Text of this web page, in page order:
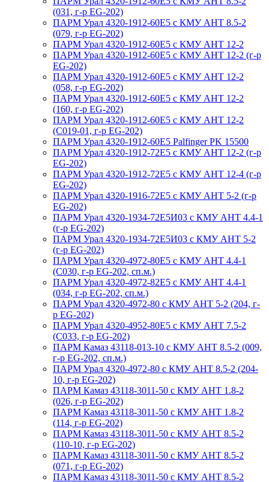
(031, г-р EG-202)
ПАРМ Урал 4320-1912-60Е5 с КМУ АНТ 8.5-2
(079, г-р EG-202)
ПАРМ Урал 4320-1912-60Е5 с КМУ АНТ 12-2
ПАРМ Урал 4320-1912-60Е5 с КМУ АНТ 12-2 (г-р
EG-202)
ПАРМ Урал 4320-1912-60Е5 с КМУ АНТ 12-2
(058, г-р EG-202)
ПАРМ Урал 4320-1912-60Е5 с КМУ АНТ 12-2
(160, г-р EG-202)
ПАРМ Урал 4320-1912-60Е5 с КМУ АНТ 12-2
(С019-01, г-р EG-202)
ПАРМ Урал 4320-1912-60Е5 Palfinger PK 15500
ПАРМ Урал 4320-1912-72Е5 с КМУ АНТ 12-2 (г-р
EG-202)
ПАРМ Урал 4320-1912-72Е5 с КМУ АНТ 12-4 (г-р
EG-202)
ПАРМ Урал 4320-1916-72Е5 с КМУ АНТ 5-2 (г-р
EG-202)
ПАРМ Урал 4320-1934-72Е5И03 с КМУ АНТ 4.4-1
(г-р EG-202)
ПАРМ Урал 4320-1934-72Е5И03 с КМУ АНТ 5-2
(г-р EG-202)
ПАРМ Урал 4320-4972-80Е5 с КМУ АНТ 4.4-1
(С030, г-р EG-202, сп.м.)
ПАРМ Урал 4320-4972-82Е5 с КМУ АНТ 4.4-1
(034, г-р EG-202, сп.м.)
ПАРМ Урал 4320-4972-80 с КМУ АНТ 5-2 (204, г-
р EG-202)
ПАРМ Урал 4320-4952-80Е5 с КМУ АНТ 7.5-2
(С033, г-р EG-202)
ПАРМ Камаз 43118-013-10 с КМУ АНТ 8.5-2 (009,
г-р EG-202, сп.м.)
ПАРМ Урал 4320-4972-80 с КМУ АНТ 8.5-2 (204-
10, г-р EG-202)
ПАРМ Камаз 43118-3011-50 с КМУ АНТ 1.8-2
(026, г-р EG-202)
ПАРМ Камаз 43118-3011-50 с КМУ АНТ 1.8-2
(114, г-р EG-202)
ПАРМ Камаз 43118-3011-50 с КМУ АНТ 8.5-2
(110-10, г-р EG-202)
ПАРМ Камаз 43118-3011-50 с КМУ АНТ 8.5-2
(071, г-р EG-202)
ПАРМ Камаз 43118-3011-50 с КМУ АНТ 8.5-2